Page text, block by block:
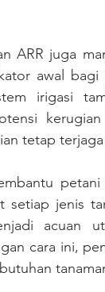
awal
irigasi
tetap
setiap jenis
acuan
cara ini,